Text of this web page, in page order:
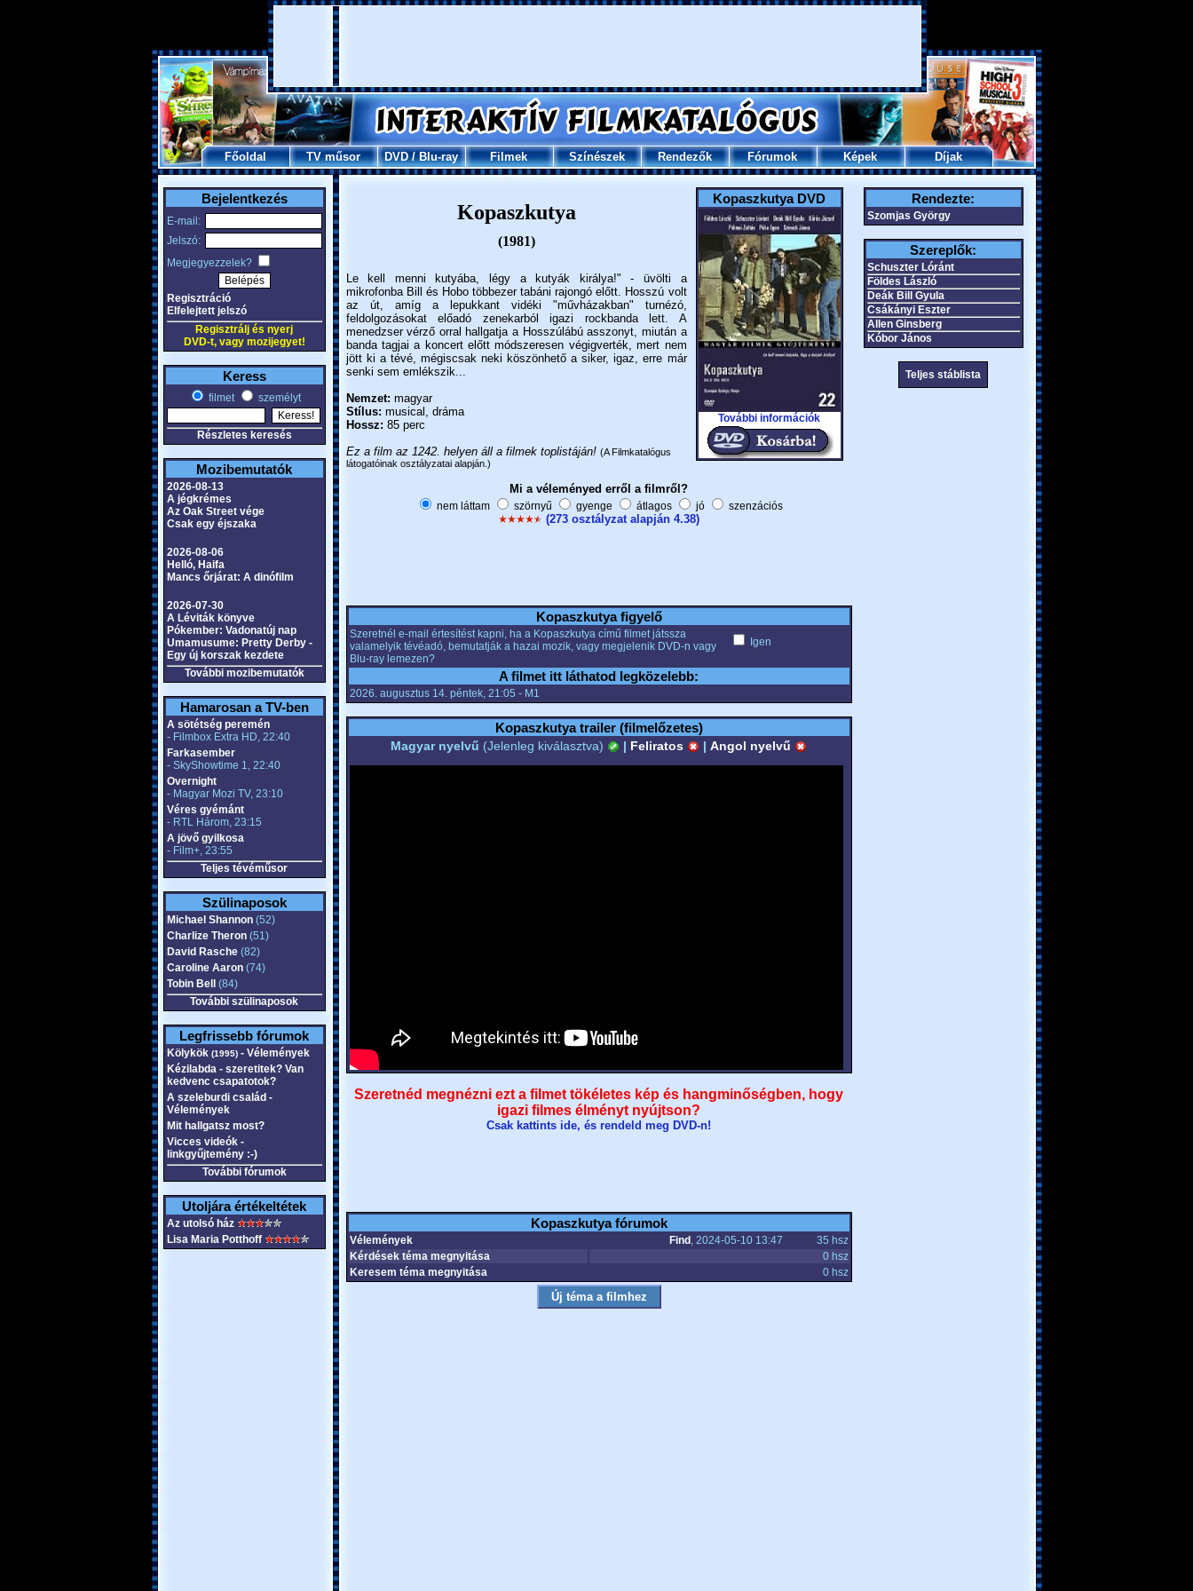
Főoldal TV műsor DVD/Blu-ray Filmek Színészek Rendezők Fórumok Képek Díjak
Bejelentkezés
E-mail:
Jelszó:
Megjegyezzelek?
Regisztráció
Elfelejtett jelszó
Regisztrálj és nyerj
DVD-t, vagy mozijegyet!
Keress
filmet személyt
Részletes keresés
Mozibemutatók
2026-08-13
A jégkrémes
Az Oak Street vége
Csak egy éjszaka
2026-08-06
Helló, Haifa
Mancs őrjárat: A dinófilm
2026-07-30
A Léviták könyve
Pókember: Vadonatúj nap
Umamusume: Pretty Derby -
Egy új korszak kezdete
További mozibemutatók
Hamarosan a TV-ben
A sötétség peremén
- Filmbox Extra HD, 22:40
Farkasember
- SkyShowtime 1, 22:40
Overnight
- Magyar Mozi TV, 23:10
Véres gyémánt
- RTL Három, 23:15
A jövő gyilkosa
- Film+, 23:55
Teljes tévéműsor
Szülinaposok
Michael Shannon(52)
Charlize Theron(51)
David Rasche(82)
Caroline Aaron(74)
Tobin Bell
(84)
További szülinaposok
Legfrissebb fórumok
Kölykök (1995)- Vélemények
Kézilabda - szeretitek? Van
kedvenc csapatotok?
A szeleburdi család -
Vélemények
Mit hallgatsz most?
Vicces videók -
linkgyűjtemény :-)
További fórumok
Utoljára értékeltétek
Az utolsó ház
Lisa Maria Potthoff
Kopaszkutya DVD
További információk
Kopaszkutya
(1981)
Le kell menni kutyába, légy a kutyák királya!" - üvölti a
mikrofonba Bill és Hobo többezer tabáni rajongó előtt. Hosszú volt
az út, amíg a lepukkant vidéki "művházakban" turnézó,
feldolgozásokat előadó zenekarból igazi rockbanda lett. A
menedzser vérző orral hallgatja a Hosszúlábú asszonyt, miután a
banda tagjai a koncert előtt módszeresen végigverték, mert nem
jött ki a tévé, mégiscsak neki köszönhető a siker, igaz, erre már
senki sem emlékszik...
Nemzet: magyar
Stílus: musical, dráma
Hossz: 85 perc
Ez a film az 1242. helyen áll a filmek toplistáján! (A Filmkatalógus
látogatóinak osztályzatai alapján.)
Mi a véleményed erről a filmről?
nem láttam szörnyű gyenge átlagos jó szenzációs
(273 osztályzat alapján 4.38)
Kopaszkutya figyelő
Szeretnél e-mail értesítést kapni, ha a Kopaszkutya című filmet játssza
valamelyik tévéadó, bemutatják a hazai mozik, vagy megjelenik DVD-n vagy
Blu-ray lemezen?
Igen
A filmet itt láthatod legközelebb:
2026. augusztus 14. péntek, 21:05 - M1
Kopaszkutya trailer (filmelőzetes)
Magyar nyelvű (Jelenleg kiválasztva) | Feliratos | Angol nyelvű
Szeretnéd megnézni ezt a filmet tökéletes kép és hangminőségben, hogy
igazi filmes élményt nyújtson?
Csak kattints ide, és rendeld meg DVD-n!
Kopaszkutya fórumok
Vélemények Find , 2024-05-10 13:47
35 hsz
Kérdések téma megnyitása
0 hsz
Keresem téma megnyitása
0 hsz
Rendezte:
Szomjas György
Szereplők:
Schuszter Lóránt
Földes László
Deák Bill Gyula
Csákányi Eszter
Allen Ginsberg
Kóbor János
Teljes stáblista